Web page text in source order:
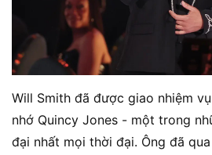
Will Smith đã được giao nhiệm
nhớ Quincy Jones - một trong
đại nhất mọi thời đại. Ông đã